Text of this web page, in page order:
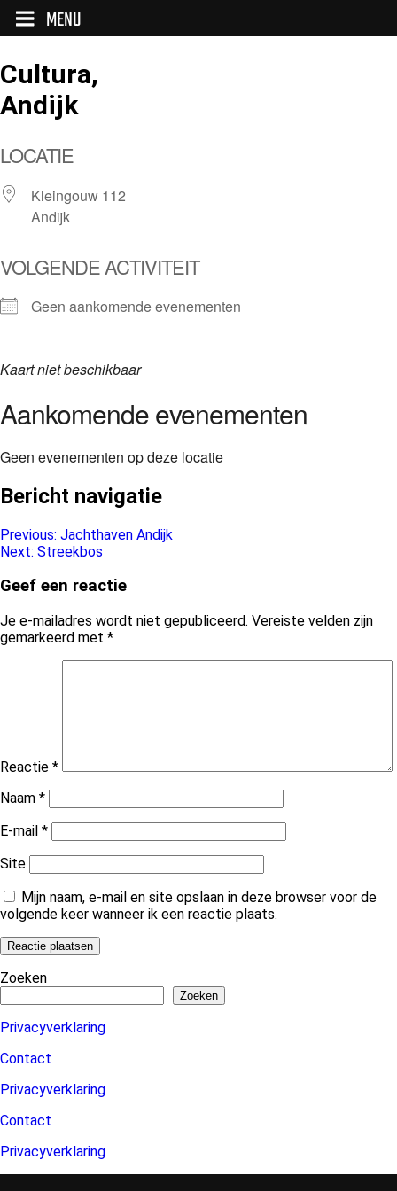
MENU
Cultura,
Andijk
LOCATIE
Kleingouw 112
Andijk
VOLGENDE ACTIVITEIT
Geen aankomende evenementen
Kaart niet beschikbaar
Aankomende evenementen
Geen evenementen op deze locatie
Bericht navigatie
Previous: Jachthaven Andijk
Next: Streekbos
Geef een reactie
Je e-mailadres wordt niet gepubliceerd. Vereiste velden zijn
gemarkeerd met *
Reactie *
Naam *
E-mail *
Site
Mijn naam, e-mail en site opslaan in deze browser voor de
volgende keer wanneer ik een reactie plaats.
Zoeken
Zoeken
Privacyverklaring
Contact
Privacyverklaring
Contact
Privacyverklaring